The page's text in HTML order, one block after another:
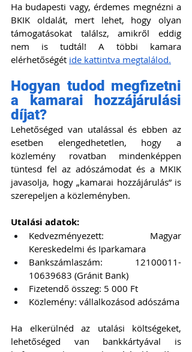
Ha budapesti vagy, érdemes megnézni a
BKIK oldalát, mert lehet, hogy olyan
támogatásokat találsz, amikről eddig
nem is tudtál! A többi kamara
elérhetőségét ide kattintva megtalálod.
Hogyan tudod megfizetni
a kamarai hozzájárulási
díjat?
Lehetőséged van utalással és ebben az
esetben elengedhetetlen, hogy a
közlemény rovatban mindenképpen
tüntesd fel az adószámodat és a MKIK
javasolja, hogy „kamarai hozzájárulás” is
szerepeljen a közleményben.
Utalási adatok:
Kedvezményezett: Magyar
Kereskedelmi és Iparkamara
Bankszámlaszám: 12100011-
10639683 (Gránit Bank)
Fizetendő összeg: 5 000 Ft
Közlemény: vállalkozásod adószáma
Ha elkerülnéd az utalási költségeket,
lehetőséged van bankkártyával is